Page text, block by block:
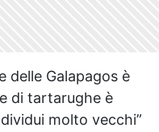
delle Galapagos è
di tartarughe è
molto vecchi”